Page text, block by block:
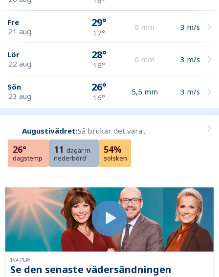
Fre
21 aug
29°
17°
0 mm 3 m/s
Lör
22 aug
28°
16°
0 mm 3 m/s
Sön
23 aug
26°
16°
5,5 mm 3 m/s
Augustivädret:Så brukar det vara...
26°
dagstemp
11 dagar m.
nederbörd
54%
solsken
Se den senaste vädersändningen
TV4 PLAY